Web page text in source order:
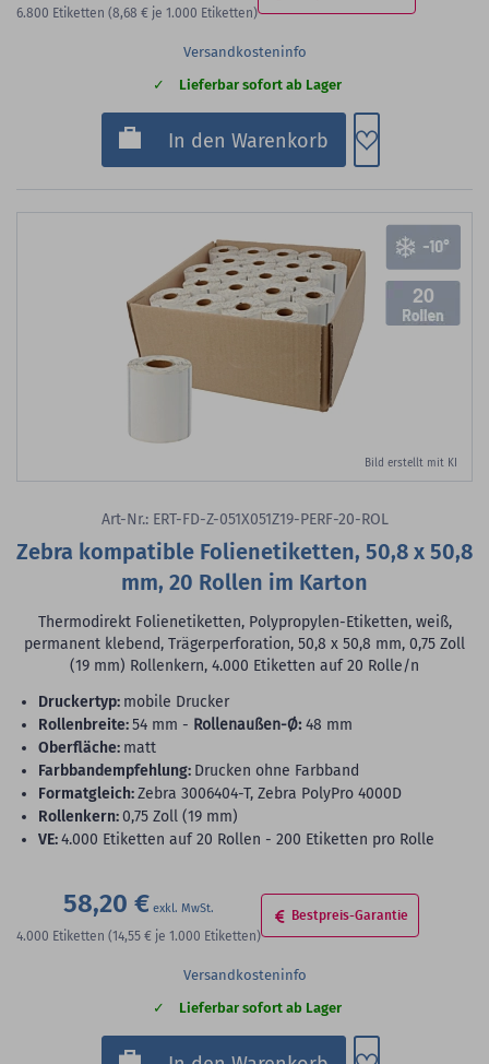
6.800 Etiketten (8,68 € je 1.000 Etiketten)
Versandkosteninfo
Lieferbar sofort ab Lager
In den Warenkorb Zum
Bild erstellt mit KI
20
Art-Nr.: ERT-FD-Z-051X051Z19-PERF-20-ROL
Zebra kompatible Folienetiketten, 50,8 x 50,8
mm, 20 Rollen im Karton
Thermodirekt Folienetiketten, Polypropylen-Etiketten, weiß,
permanent klebend, Trägerperforation, 50,8 x 50,8 mm, 0,75 Zoll
(19 mm) Rollenkern, 4.000 Etiketten auf 20 Rolle/n
Druckertyp: mobile Drucker
Rollenbreite:54 mm - Rollenaußen-Ø: 48 mm
Oberfläche: matt
Farbbandempfehlung: Drucken ohne Farbband
Formatgleich:Zebra 3006404-T, Zebra PolyPro 4000D
Rollenkern:0,75 Zoll (19 mm)
VE:4.000 Etiketten auf 20 Rollen - 200 Etiketten pro Rolle
58,20 €
4.000 Etiketten (14,55 € je 1.000 Etiketten)
Bestpreis-Garantie
Versandkosteninfo
Lieferbar sofort ab Lager
Zum